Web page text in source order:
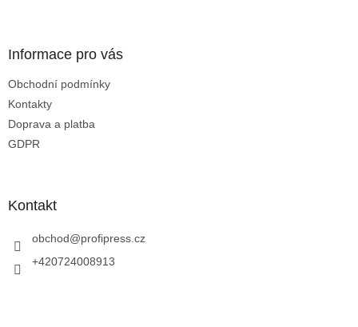
Informace pro vás
Obchodní podmínky
Kontakty
Doprava a platba
GDPR
Kontakt
obchod@profipress.cz
+420724008913